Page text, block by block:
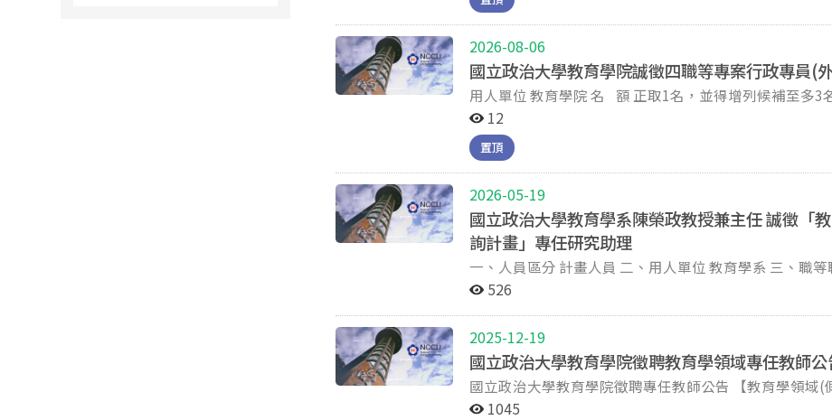
書處理（word、excel、powerpoint、網頁等）。 英語溝通能力（如有英語檢定證明，請檢附）。 主要工
作項目 教育學院國際化、行政雙語化相關業務。 教育學院高教深耕計畫、雙語計畫相關業務。 教育學院課
程、ETP學分學程相關業務。 教育學院經費管控與核銷。 教育學院空間、財產、物品管理。 教育學院網頁
維護、資訊管理及個資稽核業務聯絡人。 執行臨時交辦業務。 工作時間 依本校規定上班時間 薪 資 依本校
約用人員薪資規定辦理（依本校約用人員管理辦法第12
區間，依規定調薪2%；若其薪資未達升遷職等薪資下
2%，補足其差額）。 工作地點 本校井塘樓二樓教育學院 應繳交資料 履歷表(請自本校人事室/表格下載/約
用人員/進用項下，下載約用人員履歷表格式，含自傳）。 最高學歷證書影本。 與資格條件相關之工作經歷
與能力證明。 以上資料請準備三份，依序裝訂後送至教育學院院辦公室。 收件截止日 意者請於115年8月12
日（週三）17:00前，將資料寄送至教育學院院辦公室收（以郵戳
面審閱應繳交資料並符合資格條件者，通知面試。 2.依面試結果，擇優錄取。 備註 本職缺經書面審閱後，
合格者通知參加面試，不合者恕不退件。 面試日期、時間、地點及相關事宜，另行通知。 信封上請註明
「應徵教育學院四職等專案行政專員」。 歡迎身心障礙人員投件。 聯絡人： 電話：02-29393091分機
66089
2026-08-06
國立政治大學教育學院誠徵四職等專案行政專員(
用人單位 教育學院 名 額 正取1名，並得增列候補至多3名 資格條件 學歷及工作經歷：大學校院畢業具學士
學位並具畢業後1年以上工作經驗；或碩士畢業。 主動積極，具服務熱忱、責任感，善於溝通協調及配合度
佳者。 熟悉電腦文書處理（word、excel、powerpoint、網頁等）。 英語溝通能力（如有英語檢定證明，
請檢附）。 主要工作項目 教育學院國際化、行政雙語化相關業務。 教育學院高教深耕計畫、雙語計畫相關
業務。 教育學院課程、ETP學分學程相關業務。 教育學院經費管控與核銷。 教育學院空間、財產、物品管
理。 教育學院網頁維護、資訊管理及個資稽核業務聯絡人。 執行臨時交辦業務。 工作時間 依本校規定上班
時間 薪 資 依本校約用人員薪資規定辦理（自四職等下限38,336元起敘）。 工作地點 本校井塘樓二樓教育
學院 應繳交資料 履歷表(請自本校人事室/表格下載/約用人員/進用項下，下載約用人員履歷表格式，含自
傳）。 最高學歷證書影本。 與資格條件相關之工作經歷與能力證明。 以上資料請準備三份，依序裝訂後送
至教育學院院辦公室 收件截止日 意者請於115年8月12日（週三）17:00前，將資料寄送至教育學院院辦公
室收（以郵戳為憑），逾期歉難受理。 甄選方式 1.經書面審閱應繳交資料並符合資格條件者，通知面試。
2.依面試結果，擇優錄取。 備註 如有教育部「學校辦理契約進用人員通報查詢作業注意事項」第3點各款情
事者，本校不得僱用；進用後如有上開注意事項第4點各
契約。 本職缺經書面審閱後，合格者通知參加面試，不合者恕不退件。 面試日期、時間、地點及相關事
宜，另行通知。 信封上請註明「應徵教育學院四職等專案行政專員」。 歡迎身心障礙人員投件。 聯絡
人： 電話：02-29393091分機66089
12
置頂
2026-05-19
國立政治大學教育學系陳榮政教授兼主任 誠徵「
詢計畫」專任研究助理
一、人員區分 計畫人員 二、用人單位 教育學系 三、職等職稱 專任研究助理 四、名額 1人 五、資格條件 1.
學歷及經歷：碩士級以上。 2. 撰寫報告能力。 3. 資料蒐集、匯整與研究分析能力。 4. 學校行政處理能力。
廣計畫」相關研究資料與成果內容。 2. 協助規劃與執行後設研究之問卷調查、焦點座談及訪談工作，包含
研究工具設計、聯繫安排、資料彙整及後續分析等事項。 3. 主責進行校長專業支持相關計畫之質性與量
資料分析，歸納各計畫推動成果、實施成效以及專業支持需求。 4. 協助建立後設研究資料庫
理工作，進行跨計畫之比較分析與研究成果彙編。 5. 協助辦理與教育部、相關計畫團隊及中華民國中小學
526
2025-12-19
國立政治大學教育學院徵聘教育學領域專任教師
國立政治大學教育學院徵聘專任教師公告 【教育學領域(側重教育基礎理論、課程與教學)】 114年12月
17 日 單位 國立政治大學教育學院 專長 教育學領域(側重教育基礎理論、課程與教學) 名額 ※職級：專任助
1045